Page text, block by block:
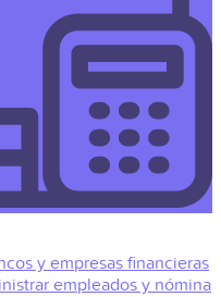
y empresas financieras
empleados y nómina